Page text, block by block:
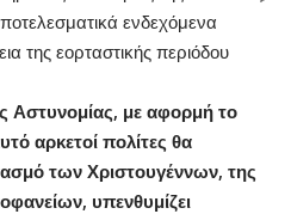
ενδεχόμενα
της εορταστικής περιόδου
Αστυνομίας, με αφορμή το
αρκετοί πολίτες θα
των Χριστουγέννων, της
υπενθυμίζει